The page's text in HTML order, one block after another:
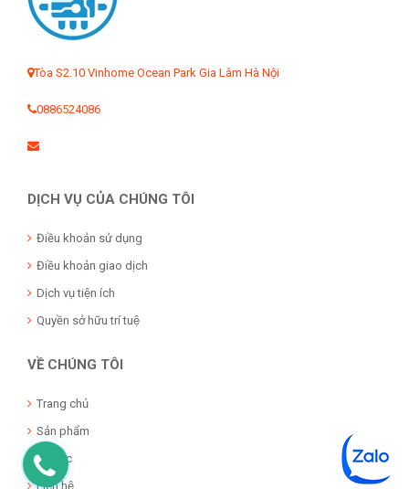
Tòa S2.10 Vinhome Ocean Park Gia Lâm Hà Nội
0886524086
DỊCH VỤ CỦA CHÚNG TÔI
Điều khoản sử dụng
Điều khoản giao dịch
Dịch vụ tiện ích
Quyền sở hữu trí tuệ
VỀ CHÚNG TÔI
Trang chủ
Sản phẩm
Tin tức
Liên hệ